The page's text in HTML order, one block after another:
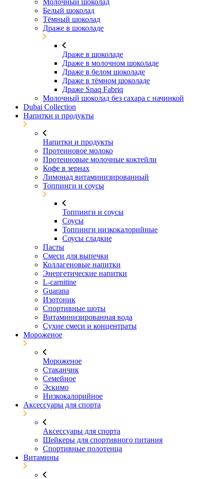
Молочный шоколад
Белый шоколад
Тёмный шоколад
Драже в шоколаде
Драже в шоколаде
Драже в молочном шоколаде
Драже в белом шоколаде
Драже в тёмном шоколаде
Драже Snaq Fabriq
Молочный шоколад без сахара с начинкой
Dubai Collection
Напитки и продукты
Напитки и продукты
Протеиновое молоко
Протеиновые молочные коктейли
Кофе в зернах
Лимонад витаминизированный
Топпинги и соусы
Топпинги и соусы
Соусы
Топпинги низкокалорийные
Соусы сладкие
Пасты
Смеси для выпечки
Коллагеновые напитки
Энергетические напитки
L-carnitine
Guarana
Изотоник
Спортивные шоты
Витаминизированная вода
Сухие смеси и концентраты
Мороженое
Мороженое
Стаканчик
Семейное
Эскимо
Низкокалорийное
Аксессуары для спорта
Аксессуары для спорта
Шейкеры для спортивного питания
Спортивные полотенца
Витамины